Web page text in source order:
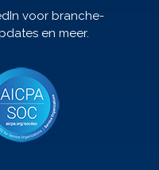
voor branche-
en meer.